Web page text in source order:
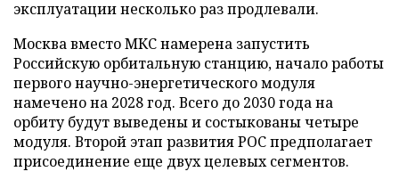
эксплуатации несколько раз продлевали.
Москва вместо МКС намерена запустить
Российскую орбитальную станцию, начало работы
первого научно-энергетического модуля
намечено на 2028 год. Всего до 2030 года на
орбиту будут выведены и состыкованы четыре
модуля. Второй этап развития РОС предполагает
присоединение еще двух целевых сегментов.